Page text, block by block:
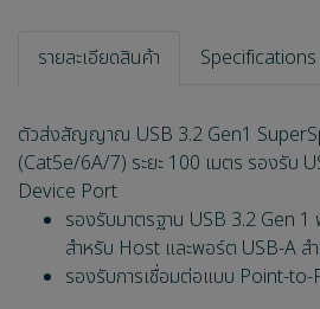
รายละเอียดสินค้า Specifications
ตัวส่งสัญญาณ USB 3.2 Gen1
(Cat5e/6A/7) ระยะ 100 เมตร รองรับ
Device Port
รองรับมาตรฐาน USB 3.2 Gen
สำหรับ Host และพอร์ต USB-A
รองรับการเชื่อมต่อแบบ Point-